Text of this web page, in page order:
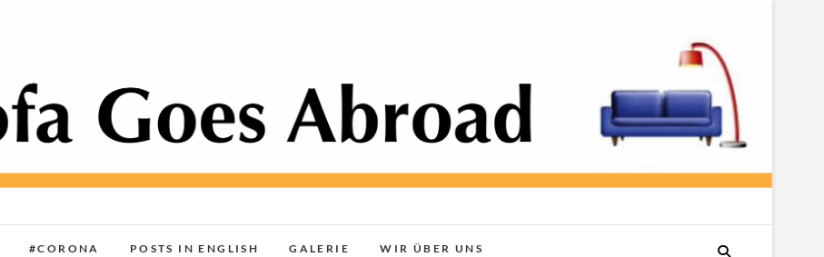
Sofa Goes Abroad
#CORONA POSTS IN ENGLISH GALERIE WIR ÜBER UNS